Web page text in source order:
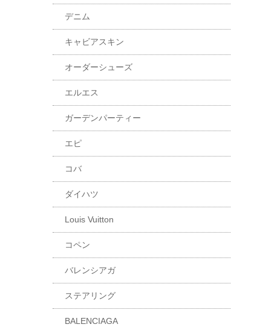
デニム
キャビアスキン
オーダーシューズ
エルエス
ガーデンパーティー
エピ
コバ
ダイハツ
Louis Vuitton
コペン
バレンシアガ
ステアリング
BALENCIAGA